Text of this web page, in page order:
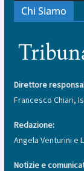
Chi Siamo
Direttore
Francesco Chiari,
Redazione:
Angela Venturini e
Notizie e